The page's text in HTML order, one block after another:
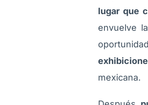
lugar que
envuelve
mexicana.